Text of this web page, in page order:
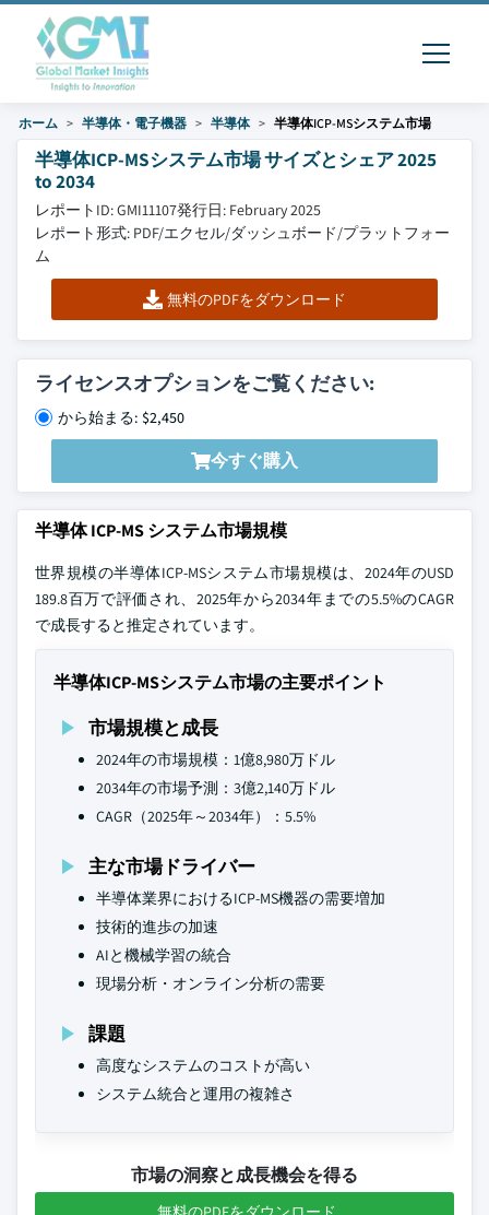
ホーム 半導体・電子機器 半導体 半導体ICP-MSシステム市場
半導体ICP-MSシステム市場 サイズとシェア 2025
to 2034
レポートID: GMI11107発行日: February 2025
レポート形式: PDF/エクセル/ダッシュボード/プラットフォー
ム
無料のPDFをダウンロード
ライセンスオプションをご覧ください:
から始まる: $2,450
今すぐ購入
半導体 ICP-MS システム市場規模
世界規模の半導体ICP-MSシステム市場規模は、2024年のUSD
189.8百万で評価され、2025年から2034年までの5.5%のCAGR
で成長すると推定されています。
半導体ICP-MSシステム市場の主要ポイント
市場規模と成長
2024年の市場規模：1億8,980万ドル
2034年の市場予測：3億2,140万ドル
CAGR（2025年～2034年）：5.5%
主な市場ドライバー
半導体業界におけるICP-MS機器の需要増加
技術的進歩の加速
AIと機械学習の統合
現場分析・オンライン分析の需要
課題
高度なシステムのコストが高い
システム統合と運用の複雑さ
市場の洞察と成長機会を得る